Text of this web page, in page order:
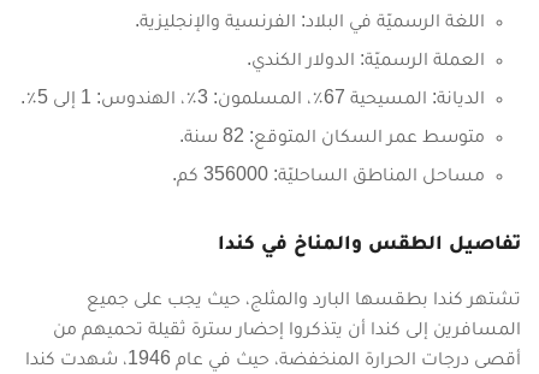
اللغة الرسميّة في البلاد: الفرنسية والإنجليزية.
العملة الرسميّة: الدولار الكندي.
الديانة: المسيحية 67٪، المسلمون: 3٪، الهندوس: 1 إلى 5٪.
متوسط عمر السكان المتوقع: 82 سنة.
مساحل المناطق الساحليّة: 356000 كم.
تفاصيل الطقس والمناخ في كندا
تشتهر كندا بطقسها البارد والمثلج، حيث يجب على جميع
المسافرين إلى كندا أن يتذكروا إحضار سترة ثقيلة تحميهم من
أقصى درجات الحرارة المنخفضة، حيث في عام 1946، شهدت كندا